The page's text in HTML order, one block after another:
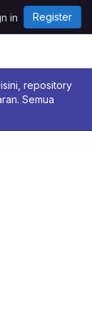
in Register
repository
Semua